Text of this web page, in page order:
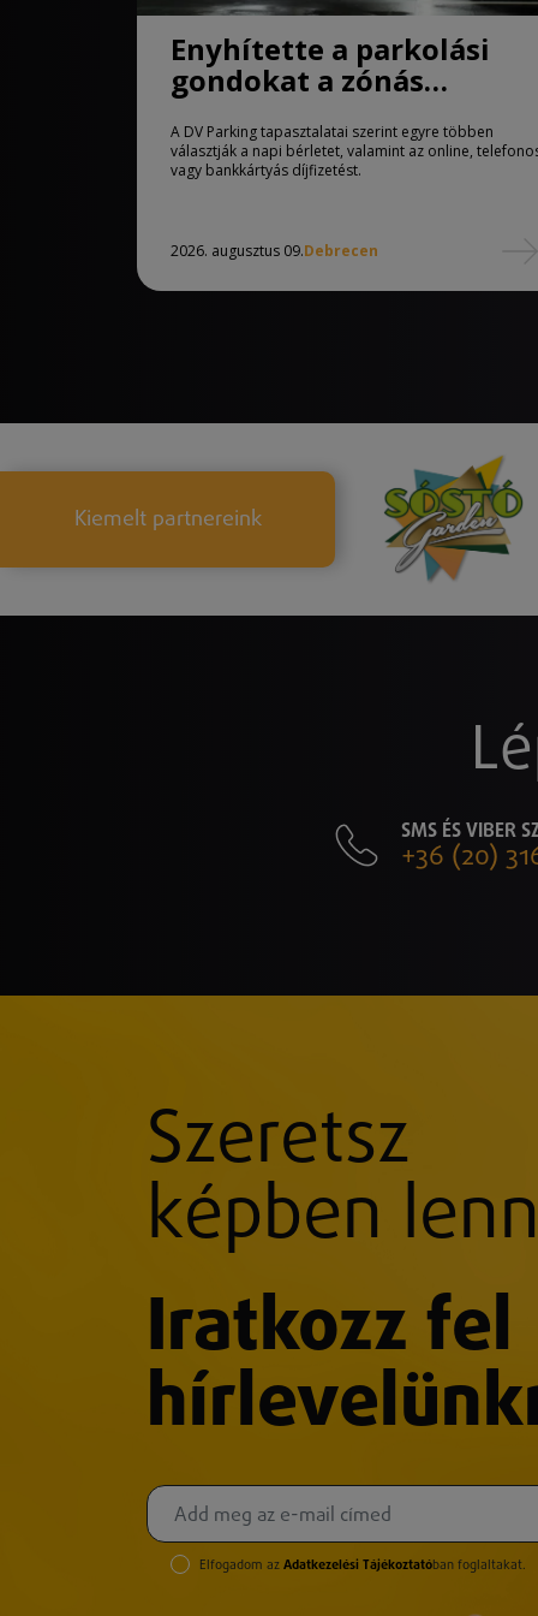
Enyhítette a parkolási
gondokat a zónás
rendszer Debrecenben
A DV Parking tapasztalatai szerint egyre többen
választják a napi bérletet, valamint az online,
vagy bankkártyás díjfizetést.
2026. augusztus 09.Debrecen
Kiemelt partnereink
SMS ÉS VIBER
+36 (20)
Szeretsz
képben
Iratkozz fel
Elfogadom az Adatkezelési Tájékoztatóban foglaltakat.